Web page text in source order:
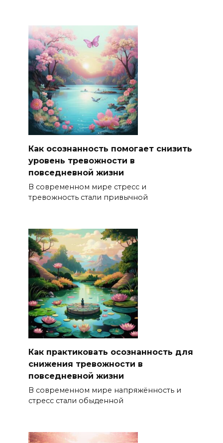
Как осознанность помогает снизить
уровень тревожности в
повседневной жизни
В современном мире стресс и
тревожность стали привычной
Как практиковать осознанность для
снижения тревожности в
повседневной жизни
В современном мире напряжённость и
стресс стали обыденной